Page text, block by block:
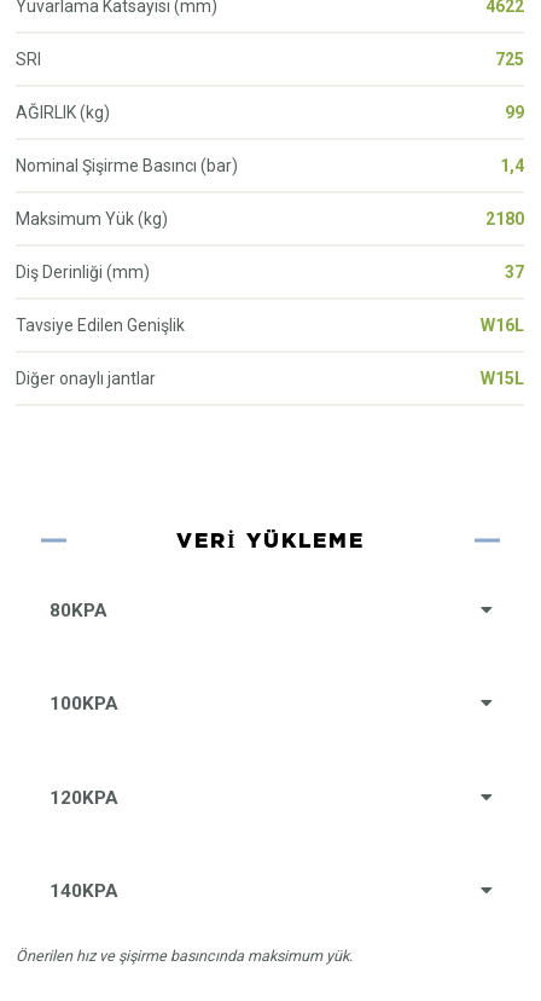
Yuvarlama Katsayisi (mm) 4622
SRI 725
AĞIRLIK (kg) 99
Nominal Şişirme Basıncı (bar) 1,4
Maksimum Yük (kg) 2180
Diş Derinliği (mm) 37
Tavsiye Edilen Genişlik W16L
Diğer onaylı jantlar W15L
VERI YÜKLEME
80KPA
100KPA
120KPA
140KPA
Önerilen hız ve şişirme basıncında maksimum yük.